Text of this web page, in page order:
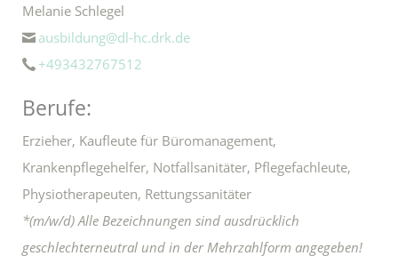
Melanie Schlegel
ausbildung@dl-hc.drk.de
+493432767512
Berufe:
Erzieher, Kaufleute für Büromanagement,
Krankenpflegehelfer, Notfallsanitäter, Pflegefachleute,
Physiotherapeuten, Rettungssanitäter
*(m/w/d) Alle Bezeichnungen sind ausdrücklich
geschlechterneutral und in der Mehrzahlform angegeben!